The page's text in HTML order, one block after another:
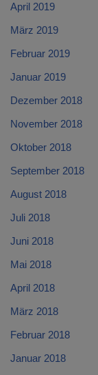
April 2019
März 2019
Februar 2019
Januar 2019
Dezember 2018
November 2018
Oktober 2018
September 2018
August 2018
Juli 2018
Juni 2018
Mai 2018
April 2018
März 2018
Februar 2018
Januar 2018